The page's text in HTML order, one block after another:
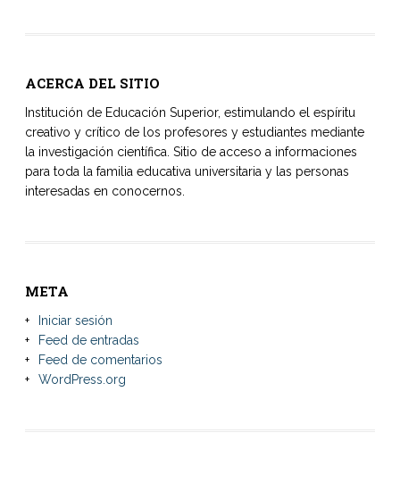
ACERCA DEL SITIO
Institución de Educación Superior, estimulando el espíritu
creativo y crítico de los profesores y estudiantes mediante
la investigación científica. Sitio de acceso a informaciones
para toda la familia educativa universitaria y las personas
interesadas en conocernos.
META
Iniciar sesión
Feed de entradas
Feed de comentarios
WordPress.org